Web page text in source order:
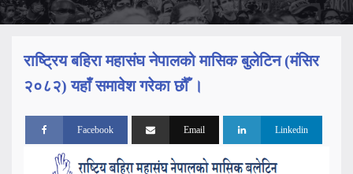
राष्ट्रिय बहिरा महासंघ नेपालको मासिक बुलेटिन (मंसिर
२०८२) यहाँ समावेश गरेका छौँ ।
Facebook Email Linkedin